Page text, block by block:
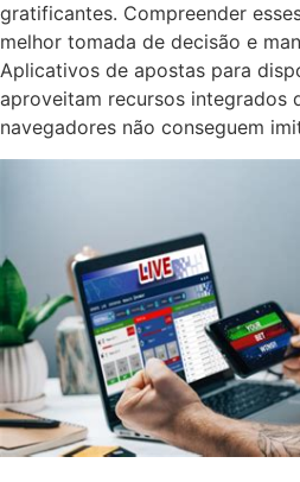
gratificantes. Compreender
melhor tomada de decisão e
Aplicativos de apostas para
aproveitam recursos integrados
navegadores não conseguem